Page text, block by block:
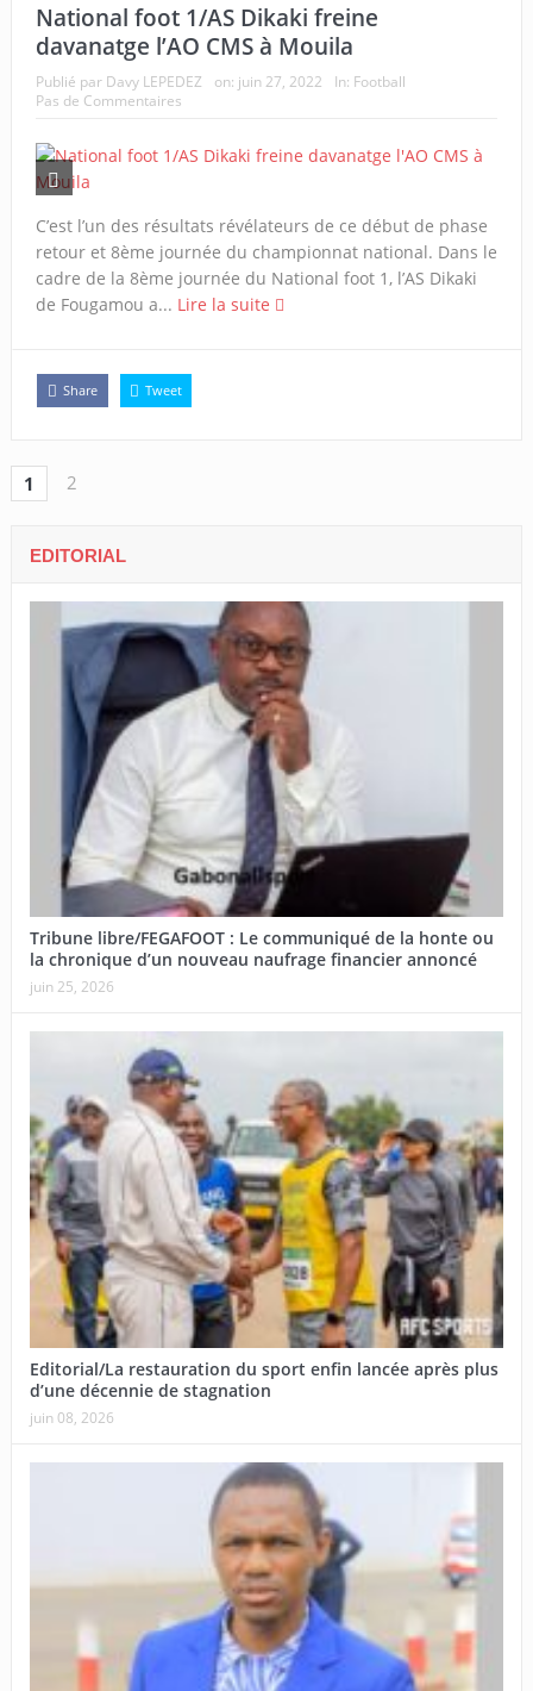
National foot 1/AS Dikaki freine
davanatge l’AO CMS à Mouila
Publié par Davy LEPEDEZ on: juin 27, 2022 In: Football
Pas de Commentaires
C’est l’un des résultats révélateurs de ce début de phase
retour et 8ème journée du championnat national. Dans le
cadre de la 8ème journée du National foot 1, l’AS Dikaki
de Fougamou a... Lire la suite
Share Tweet
1 2
EDITORIAL
Tribune libre/FEGAFOOT : Le communiqué de la honte ou
la chronique d’un nouveau naufrage financier annoncé
juin 25, 2026
Editorial/La restauration du sport enfin lancée après plus
d’une décennie de stagnation
juin 08, 2026